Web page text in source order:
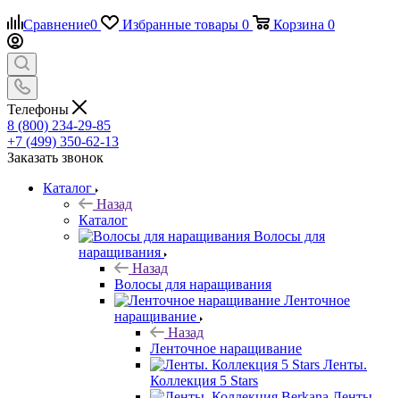
Сравнение0 Избранные товары 0 Корзина 0
Телефоны
8 (800) 234-29-85
+7 (499) 350-62-13
Заказать звонок
Каталог
Назад
Каталог
Волосы для
наращивания
Назад
Волосы для наращивания
Ленточное
наращивание
Назад
Ленточное наращивание
Ленты.
Коллекция 5 Stars